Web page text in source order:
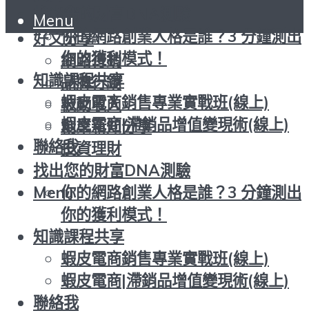
找出您的財富DNA測驗
你的網路創業人格是誰？3 分鐘測出
你的獲利模式！
知識課程共享
蝦皮電商銷售專業實戰班(線上)
蝦皮電商|滯銷品增值變現術(線上)
聯絡我
Menu
關於我
好文分享
網路行銷
品牌行銷
被動收入
創業新知分享
投資理財
找出您的財富DNA測驗
你的網路創業人格是誰？3 分鐘測出
你的獲利模式！
知識課程共享
蝦皮電商銷售專業實戰班(線上)
蝦皮電商|滯銷品增值變現術(線上)
聯絡我
Menu